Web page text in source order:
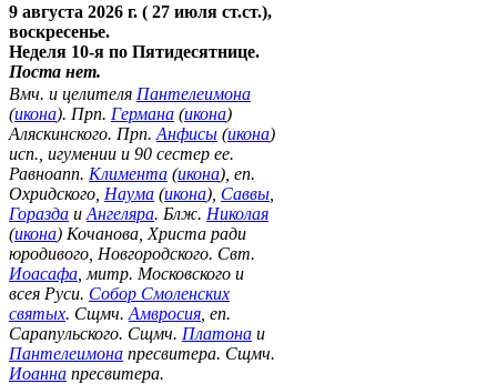
9 августа 2026 г. ( 27 июля ст.ст.),
воскресенье.
Неделя 10-я по Пятидесятнице.
Поста нет.
Вмч. и целителя Пантелеимона
(икона). Прп. Германа (икона)
Аляскинского. Прп. Анфисы (икона)
исп., игумении и 90 сестер ее.
Равноапп. Климента (икона), еп.
Охридского, Наума (икона), Саввы
Горазда и Ангеляра. Блж. Николая
(икона) Кочанова, Христа ради
юродивого, Новгородского. Свт.
Иоасафа , митр. Московского и
всея Руси. Собор Смоленских
святых. Сщмч. Амвросия , еп.
Сарапульского. Сщмч. Платона и
Пантелеимона пресвитера. Сщмч.
Иоанна пресвитера.